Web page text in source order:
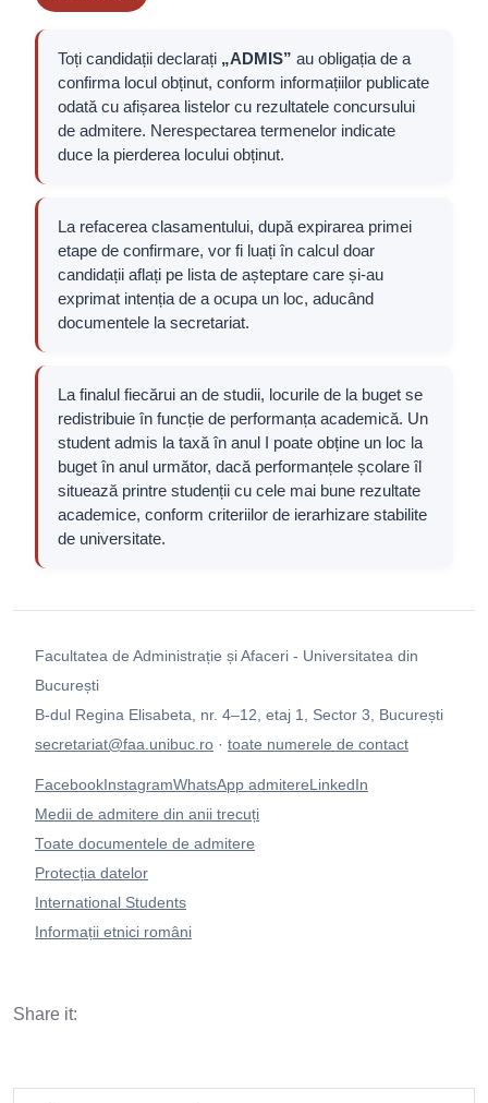
Toți candidații declarați „ADMIS” au obligația de a
confirma locul obținut, conform informațiilor publicate
odată cu afișarea listelor cu rezultatele concursului
de admitere. Nerespectarea termenelor indicate
duce la pierderea locului obținut.
La refacerea clasamentului, după expirarea primei
etape de confirmare, vor fi luați în calcul doar
candidații aflați pe lista de așteptare care și-au
exprimat intenția de a ocupa un loc, aducând
documentele la secretariat.
La finalul fiecărui an de studii, locurile de la buget se
redistribuie în funcție de performanța academică. Un
student admis la taxă în anul I poate obține un loc la
buget în anul următor, dacă performanțele școlare îl
situează printre studenții cu cele mai bune rezultate
academice, conform criteriilor de ierarhizare stabilite
de universitate.
Facultatea de Administrație și Afaceri - Universitatea din
București
B-dul Regina Elisabeta, nr. 4–12, etaj 1, Sector 3, București
secretariat@faa.unibuc.ro · toate numerele de contact
FacebookInstagramWhatsApp admitereLinkedIn
Medii de admitere din anii trecuți
Toate documentele de admitere
Protecția datelor
International Students
Informații etnici români
Share it: